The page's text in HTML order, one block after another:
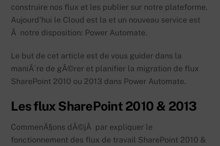
construire nos flux et les publier sur notre plateforme.
Aujourd’hui le Cloud est la et un nouveau service est
Ã notre disposition: Power Automate.
Le but de cet article est de vous guider dans la
maniÃ¨re de gÃ©rer et planifier la migration de flux
SharePoint 2010 ou 2013 dans Power Automate.
Les flux SharePoint 2010 & 2013
CommenÃ§ons dÃ©jÃ par expliquer le
fonctionnement des flux de travail SharePoint 2010 &